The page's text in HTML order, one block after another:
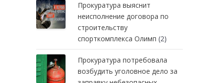
Прокуратура выяснит
неисполнение договора по
строительству
спорткомплекса Олимп (2)
Прокуратура потребовала
возбудить уголовное дело за